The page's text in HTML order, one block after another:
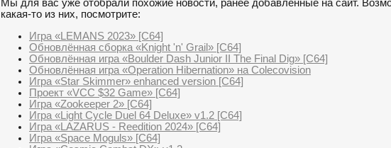
Мы для вас уже отобрали похожие новости, ранее добавленные на сайт.
какая-то из них, посмотрите:
Игра «LEMANS 2023» [C64]
Обновлённая сборка «Knight 'n' Grail» [C64]
Обновлённая игра «Boulder Dash Junior II The Final Dig» [C64]
Обновлённая игра «Operation Hibernation» на Colecovision
Игра «Star Skimmer» enhanced version [C64]
Проект «VCC $32 Game» [C64]
Игра «Zookeeper 2» [C64]
Игра «Light Cycle Duel 64 Deluxe» v1.2 [C64]
Игра «LAZARUS - Reedition 2024» [C64]
Игра «Space Moguls» [C64]